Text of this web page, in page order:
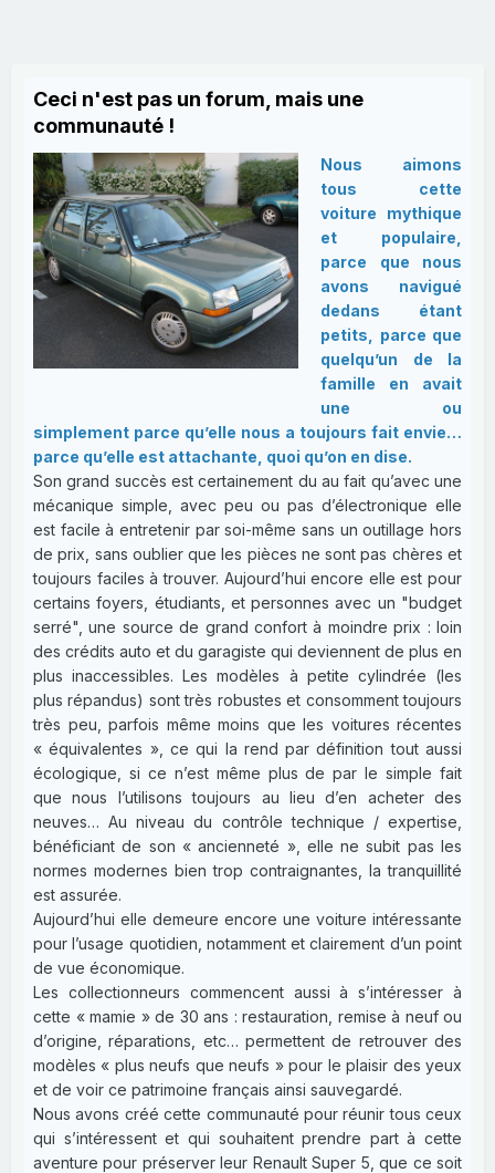
Ceci n'est pas un forum, mais une
communauté !
Nous aimons
tous cette
voiture mythique
et populaire,
parce que nous
avons navigué
dedans étant
petits, parce que
quelqu’un de la
famille en avait
une ou
simplement parce qu’elle nous a toujours fait envie…
parce qu’elle est attachante, quoi qu’on en dise.
Son grand succès est certainement du au fait qu’avec une
mécanique simple, avec peu ou pas d’électronique elle
est facile à entretenir par soi-même sans un outillage hors
de prix, sans oublier que les pièces ne sont pas chères et
toujours faciles à trouver. Aujourd’hui encore elle est pour
certains foyers, étudiants, et personnes avec un "budget
serré", une source de grand confort à moindre prix : loin
des crédits auto et du garagiste qui deviennent de plus en
plus inaccessibles. Les modèles à petite cylindrée (les
plus répandus) sont très robustes et consomment toujours
très peu, parfois même moins que les voitures récentes
« équivalentes », ce qui la rend par définition tout aussi
écologique, si ce n’est même plus de par le simple fait
que nous l’utilisons toujours au lieu d’en acheter des
neuves… Au niveau du contrôle technique / expertise,
bénéficiant de son « ancienneté », elle ne subit pas les
normes modernes bien trop contraignantes, la tranquillité
est assurée.
Aujourd’hui elle demeure encore une voiture intéressante
pour l’usage quotidien, notamment et clairement d’un point
de vue économique.
Les collectionneurs commencent aussi à s’intéresser à
cette « mamie » de 30 ans : restauration, remise à neuf ou
d’origine, réparations, etc… permettent de retrouver des
modèles « plus neufs que neufs » pour le plaisir des yeux
et de voir ce patrimoine français ainsi sauvegardé.
Nous avons créé cette communauté pour réunir tous ceux
qui s’intéressent et qui souhaitent prendre part à cette
aventure pour préserver leur Renault Super 5, que ce soit